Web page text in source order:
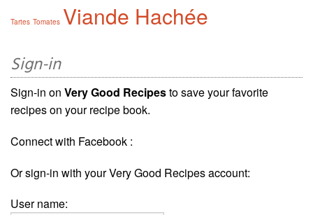
Tartes Tomates Viande Hachée
Sign-in
Sign-in on Very Good Recipesto save your favorite
recipes on your recipe book.
Connect with Facebook :
Or sign-in with your Very Good Recipes account:
User name: